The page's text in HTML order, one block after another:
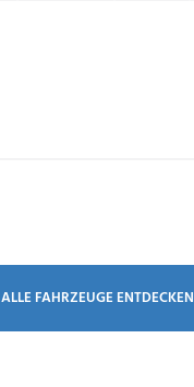
ALLE FAHRZEUGE ENTDECKEN